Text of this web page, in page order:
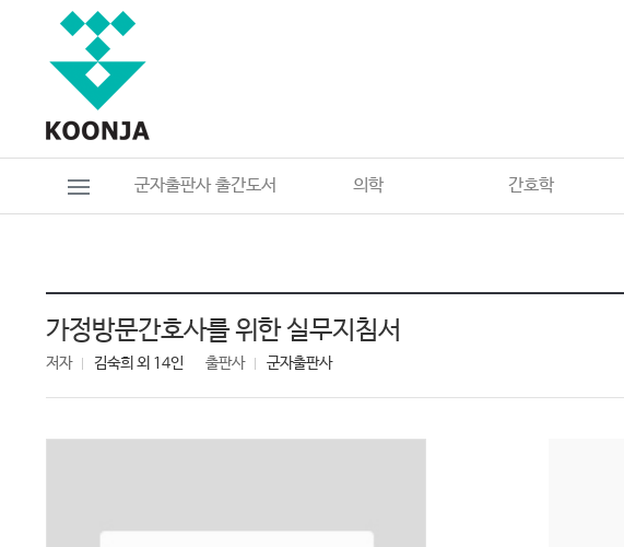
군자출판사 출간도서 의학 간호학
가정방문간호사를 위한 실무지침서
저자 김숙희 외 14인 출판사 군자출판사